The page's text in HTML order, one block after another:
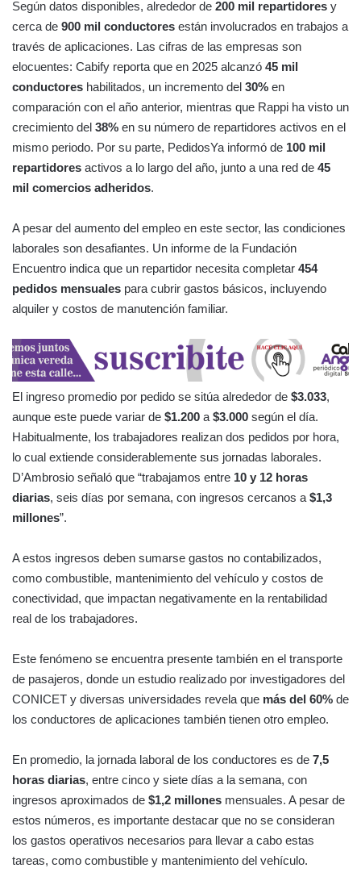
Según datos disponibles, alrededor de 200 mil repartidores y
cerca de 900 mil conductores están involucrados en trabajos a
través de aplicaciones. Las cifras de las empresas son
elocuentes: Cabify reporta que en 2025 alcanzó 45 mil
conductores habilitados, un incremento del 30% en
comparación con el año anterior, mientras que Rappi ha visto un
crecimiento del 38% en su número de repartidores activos en el
mismo periodo. Por su parte, PedidosYa informó de 100 mil
repartidores activos a lo largo del año, junto a una red de 45
mil comercios adheridos.
A pesar del aumento del empleo en este sector, las condiciones
laborales son desafiantes. Un informe de la Fundación
Encuentro indica que un repartidor necesita completar 454
pedidos mensuales para cubrir gastos básicos, incluyendo
alquiler y costos de manutención familiar.
El ingreso promedio por pedido se sitúa alrededor de $3.033,
aunque este puede variar de $1.200 a $3.000 según el día.
Habitualmente, los trabajadores realizan dos pedidos por hora,
lo cual extiende considerablemente sus jornadas laborales.
D’Ambrosio señaló que “trabajamos entre 10 y 12 horas
diarias, seis días por semana, con ingresos cercanos a $1,3
millones”.
A estos ingresos deben sumarse gastos no contabilizados,
como combustible, mantenimiento del vehículo y costos de
conectividad, que impactan negativamente en la rentabilidad
real de los trabajadores.
Este fenómeno se encuentra presente también en el transporte
de pasajeros, donde un estudio realizado por investigadores del
CONICET y diversas universidades revela que más del 60% de
los conductores de aplicaciones también tienen otro empleo.
En promedio, la jornada laboral de los conductores es de 7,5
horas diarias, entre cinco y siete días a la semana, con
ingresos aproximados de $1,2 millones mensuales. A pesar de
estos números, es importante destacar que no se consideran
los gastos operativos necesarios para llevar a cabo estas
tareas, como combustible y mantenimiento del vehículo.